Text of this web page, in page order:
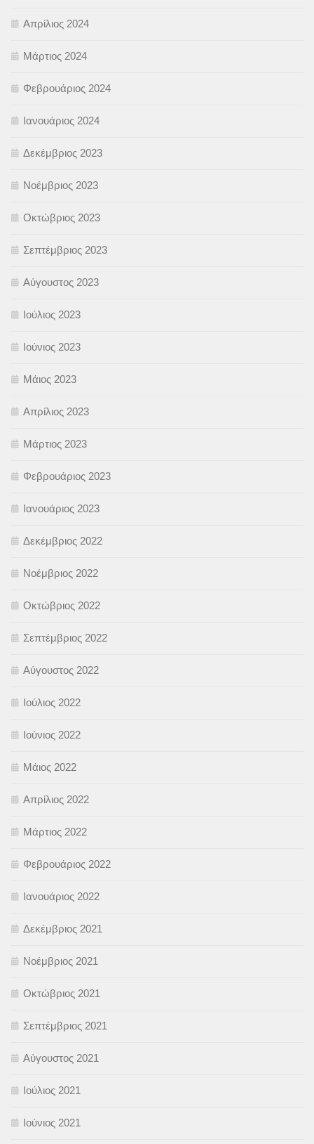
Απρίλιος 2024
Μάρτιος 2024
Φεβρουάριος 2024
Ιανουάριος 2024
Δεκέμβριος 2023
Νοέμβριος 2023
Οκτώβριος 2023
Σεπτέμβριος 2023
Αύγουστος 2023
Ιούλιος 2023
Ιούνιος 2023
Μάιος 2023
Απρίλιος 2023
Μάρτιος 2023
Φεβρουάριος 2023
Ιανουάριος 2023
Δεκέμβριος 2022
Νοέμβριος 2022
Οκτώβριος 2022
Σεπτέμβριος 2022
Αύγουστος 2022
Ιούλιος 2022
Ιούνιος 2022
Μάιος 2022
Απρίλιος 2022
Μάρτιος 2022
Φεβρουάριος 2022
Ιανουάριος 2022
Δεκέμβριος 2021
Νοέμβριος 2021
Οκτώβριος 2021
Σεπτέμβριος 2021
Αύγουστος 2021
Ιούλιος 2021
Ιούνιος 2021